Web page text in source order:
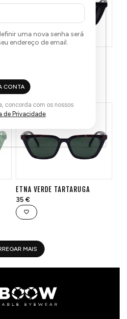
ETNA VERDE TARTARUGA
35 €
MAIS
uma nova senha será
endereço de email.
CONTA
concorda com os nossos
de Privacidade